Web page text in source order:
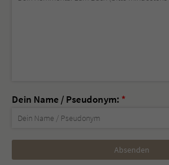
Dein Name / Pseudonym: *
Nicht
ausfüllen!